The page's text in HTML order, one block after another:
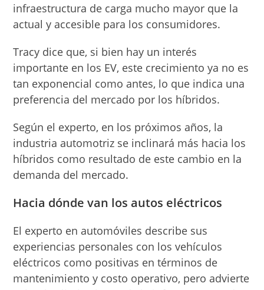
infraestructura de carga mucho mayor que la
actual y accesible para los consumidores.
Tracy dice que, si bien hay un interés
importante en los EV, este crecimiento ya no es
tan exponencial como antes, lo que indica una
preferencia del mercado por los híbridos.
Según el experto, en los próximos años, la
industria automotriz se inclinará más hacia los
híbridos como resultado de este cambio en la
demanda del mercado.
Hacia dónde van los autos eléctricos
El experto en automóviles describe sus
experiencias personales con los vehículos
eléctricos como positivas en términos de
mantenimiento y costo operativo, pero advierte